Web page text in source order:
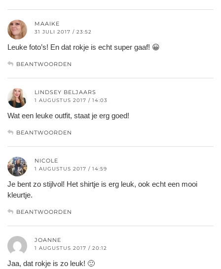
MAAIKE
31 JULI 2017 / 23:52
Leuke foto’s! En dat rokje is echt super gaaf! 😀
BEANTWOORDEN
LINDSEY BELJAARS
1 AUGUSTUS 2017 / 14:03
Wat een leuke outfit, staat je erg goed!
BEANTWOORDEN
NICOLE
1 AUGUSTUS 2017 / 14:59
Je bent zo stijlvol! Het shirtje is erg leuk, ook echt een mooi
kleurtje.
BEANTWOORDEN
JOANNE
1 AUGUSTUS 2017 / 20:12
Jaa, dat rokje is zo leuk! 🙂